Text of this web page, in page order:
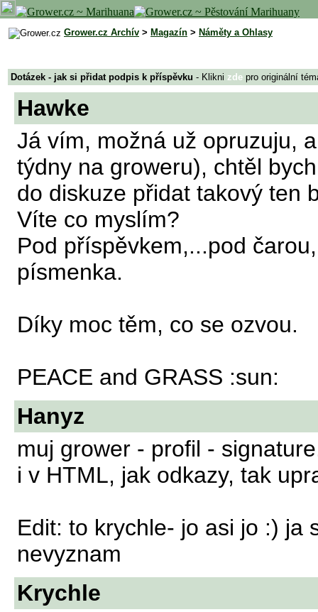
Grower.cz Archív > Magazín > Náměty a Ohlasy
Dotázek - jak si přidat podpis k příspěvku - Klikni zde pro originální
Hawke
Já vím, možná už opruzuju,
týdny na groweru), chtěl
do diskuze přidat takový ten
Víte co myslím?
Pod příspěvkem,...pod
písmenka.
Díky moc těm, co se ozvou.
PEACE and GRASS :sun:
Hanyz
muj grower - profil -
i v HTML, jak odkazy, tak
Edit: to krychle- jo asi jo :) ja
nevyznam
Krychle